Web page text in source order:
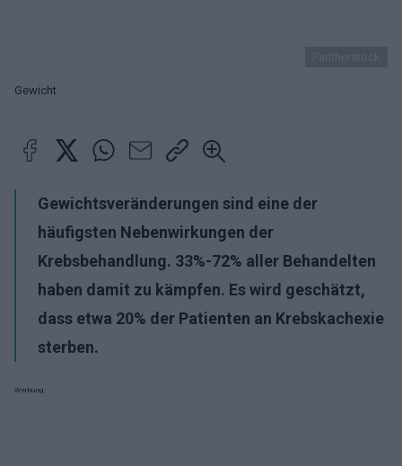
Gewicht
Gewichtsveränderungen sind eine der
häufigsten Nebenwirkungen der
Krebsbehandlung. 33%-72% aller Behandelten
haben damit zu kämpfen. Es wird geschätzt,
dass etwa 20% der Patienten an Krebskachexie
sterben.
Werbung: